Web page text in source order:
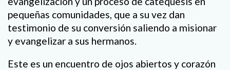
pequeñas comunidades, que a su vez dan
testimonio de su conversión saliendo a misionar
y evangelizar a sus hermanos.
Este es un encuentro de ojos abiertos y corazón